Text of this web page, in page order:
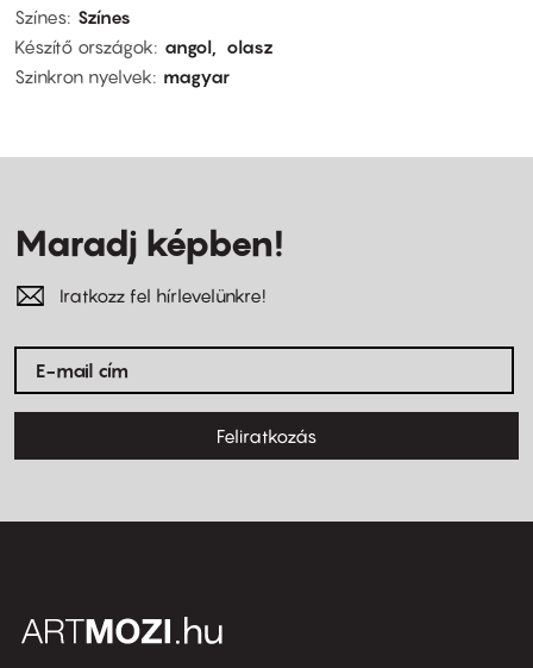
Színes Színes
Készítő országok
angol
olasz
Szinkron nyelvek
magyar
Maradj képben!
Iratkozz fel hírlevelünkre!
Feliratkozás